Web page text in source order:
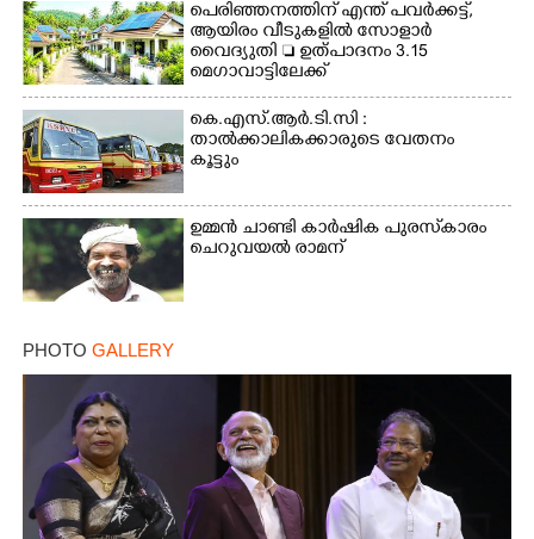
പെരിഞ്ഞനത്തിന് എന്ത് പവർക്കട്ട്,​
ആയിരം വീടുകളിൽ സോളാർ
വൈദ്യുതി  ഉത്പാദനം 3.15
മെഗാവാട്ടിലേക്ക്
കെ.എസ്.ആർ.ടി.സി :
താൽക്കാലികക്കാരുടെ വേതനം
കൂട്ടും
ഉമ്മൻ ചാണ്ടി കാർഷിക പുരസ്‌കാരം
ചെറുവയൽ രാമന്
PHOTO GALLERY